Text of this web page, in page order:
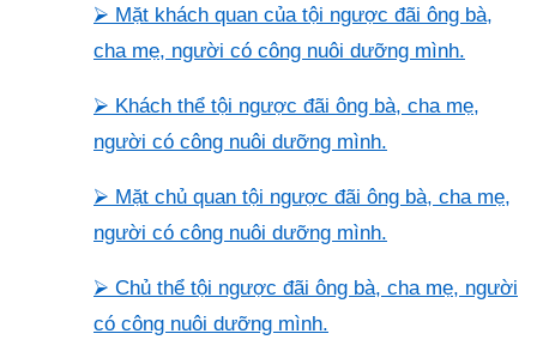
⮚ Mặt khách quan của tội ngược đãi ông bà,
cha mẹ, người có công nuôi dưỡng mình.
⮚ Khách thể tội ngược đãi ông bà, cha mẹ,
người có công nuôi dưỡng mình.
⮚ Mặt chủ quan tội ngược đãi ông bà, cha mẹ,
người có công nuôi dưỡng mình.
⮚ Chủ thể tội ngược đãi ông bà, cha mẹ, người
có công nuôi dưỡng mình.